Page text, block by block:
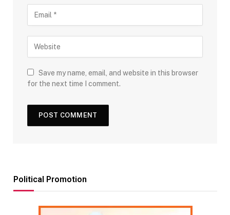
Save my name, email, and website in this browser
for the next time I comment.
Political Promotion